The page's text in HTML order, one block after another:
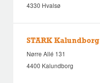
4330 Hvalsø
STARK Kalundborg
Nørre Allé 131
4400 Kalundborg